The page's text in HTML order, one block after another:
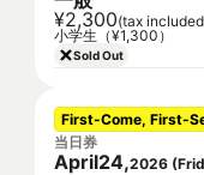
¥2,300(tax
小学生（¥1,300）
Sold Out
First-Come, First-
当日券
April24,2026 (